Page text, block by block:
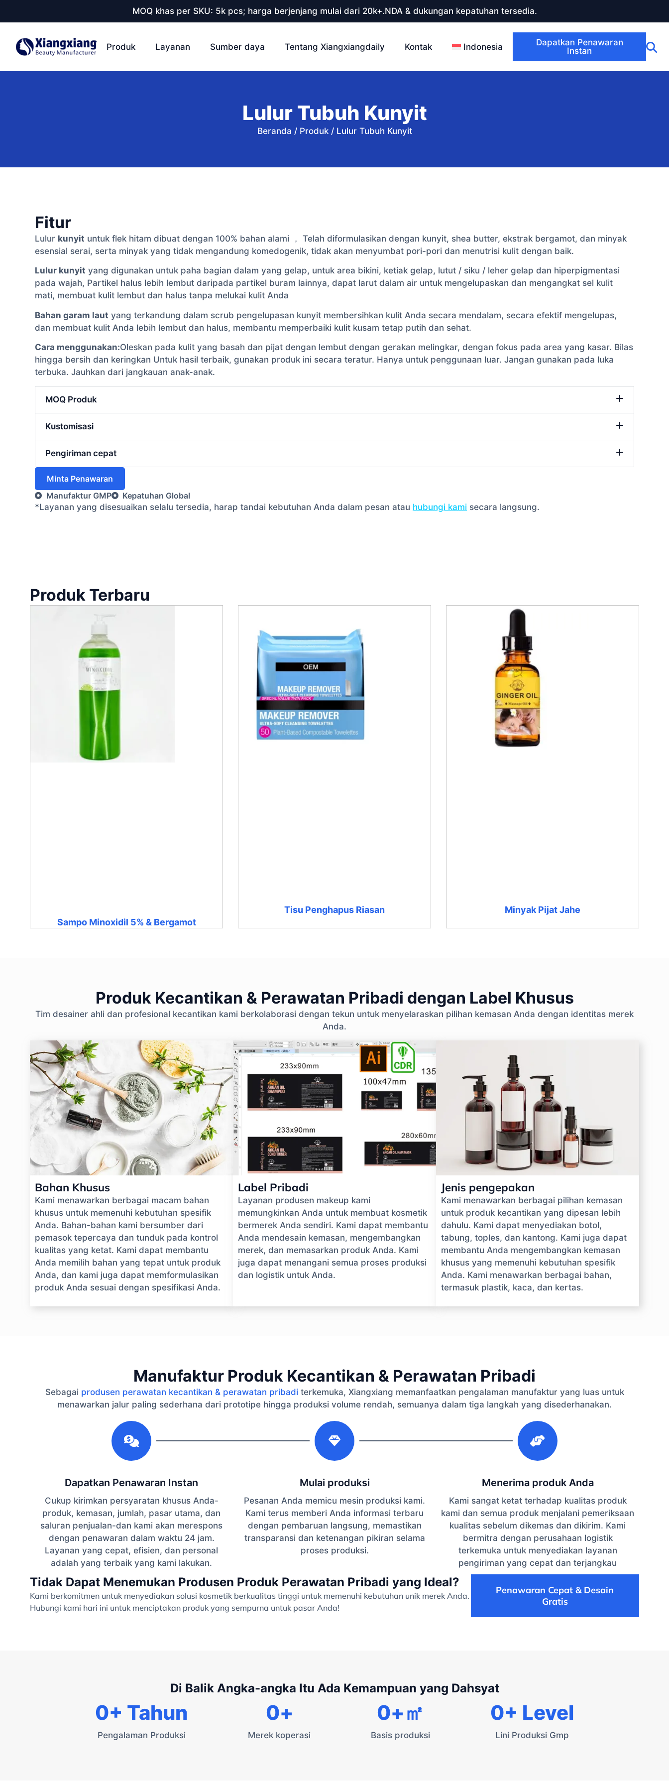
MOQ khas per SKU: 5k pcs; harga berjenjang mulai dari 20k+.NDA & dukungan kepatuhan tersedia.
Produk Layanan Sumber daya Tentang Xiangxiangdaily Kontak Indonesia
Dapatkan Penawaran
Instan
Lulur Tubuh Kunyit
Beranda / Produk/ Lulur Tubuh Kunyit
Fitur
Lulur kunyit untuk flek hitam dibuat dengan 100% bahan alami ， Telah diformulasikan dengan kunyit, shea butter, ekstrak bergamot, dan minyak
esensial serai, serta minyak yang tidak mengandung komedogenik, tidak akan menyumbat pori-pori dan menutrisi kulit dengan baik.
Lulur kunyit yang digunakan untuk paha bagian dalam yang gelap, untuk area bikini, ketiak gelap, lutut / siku / leher gelap dan hiperpigmentasi
pada wajah, Partikel halus lebih lembut daripada partikel buram lainnya, dapat larut dalam air untuk mengelupaskan dan mengangkat sel kulit
mati, membuat kulit lembut dan halus tanpa melukai kulit Anda
Bahan garam laut yang terkandung dalam scrub pengelupasan kunyit membersihkan kulit Anda secara mendalam, secara efektif mengelupas,
dan membuat kulit Anda lebih lembut dan halus, membantu memperbaiki kulit kusam tetap putih dan sehat.
Cara menggunakan:Oleskan pada kulit yang basah dan pijat dengan lembut dengan gerakan melingkar, dengan fokus pada area yang kasar. Bilas
hingga bersih dan keringkan Untuk hasil terbaik, gunakan produk ini secara teratur. Hanya untuk penggunaan luar. Jangan gunakan pada luka
terbuka. Jauhkan dari jangkauan anak-anak.
MOQ Produk
Kustomisasi
Pengiriman cepat
Minta Penawaran
Manufaktur GMP
Kepatuhan Global
*Layanan yang disesuaikan selalu tersedia, harap tandai kebutuhan Anda dalam pesan atau hubungi kami secara langsung.
Produk Terbaru
Sampo Minoxidil 5% & Bergamot
Tisu Penghapus Riasan Minyak Pijat Jahe
Produk Kecantikan & Perawatan Pribadi dengan Label Khusus
Tim desainer ahli dan profesional kecantikan kami berkolaborasi dengan tekun untuk menyelaraskan pilihan kemasan Anda dengan identitas merek
Anda.
Bahan Khusus
Kami menawarkan berbagai macam bahan
khusus untuk memenuhi kebutuhan spesifik
Anda. Bahan-bahan kami bersumber dari
pemasok tepercaya dan tunduk pada kontrol
kualitas yang ketat. Kami dapat membantu
Anda memilih bahan yang tepat untuk produk
Anda, dan kami juga dapat memformulasikan
produk Anda sesuai dengan spesifikasi Anda.
Label Pribadi
Layanan produsen makeup kami
memungkinkan Anda untuk membuat kosmetik
bermerek Anda sendiri. Kami dapat membantu
Anda mendesain kemasan, mengembangkan
merek, dan memasarkan produk Anda. Kami
juga dapat menangani semua proses produksi
dan logistik untuk Anda.
Jenis pengepakan
Kami menawarkan berbagai pilihan kemasan
untuk produk kecantikan yang dipesan lebih
dahulu. Kami dapat menyediakan botol,
tabung, toples, dan kantong. Kami juga dapat
membantu Anda mengembangkan kemasan
khusus yang memenuhi kebutuhan spesifik
Anda. Kami menawarkan berbagai bahan,
termasuk plastik, kaca, dan kertas.
Manufaktur Produk Kecantikan & Perawatan Pribadi
Sebagai produsen perawatan kecantikan & perawatan pribaditerkemuka, Xiangxiang memanfaatkan pengalaman manufaktur yang luas untuk
menawarkan jalur paling sederhana dari prototipe hingga produksi volume rendah, semuanya dalam tiga langkah yang disederhanakan.
Dapatkan Penawaran Instan
Cukup kirimkan persyaratan khusus Anda-
produk, kemasan, jumlah, pasar utama, dan
saluran penjualan-dan kami akan merespons
dengan penawaran dalam waktu 24 jam.
Layanan yang cepat, efisien, dan personal
adalah yang terbaik yang kami lakukan.
Mulai produksi
Pesanan Anda memicu mesin produksi kami.
Kami terus memberi Anda informasi terbaru
dengan pembaruan langsung, memastikan
transparansi dan ketenangan pikiran selama
proses produksi.
Menerima produk Anda
Kami sangat ketat terhadap kualitas produk
kami dan semua produk menjalani pemeriksaan
kualitas sebelum dikemas dan dikirim. Kami
bermitra dengan perusahaan logistik
terkemuka untuk menyediakan layanan
pengiriman yang cepat dan terjangkau
Tidak Dapat Menemukan Produsen Produk Perawatan Pribadi yang Ideal?
Kami berkomitmen untuk menyediakan solusi kosmetik berkualitas tinggi untuk memenuhi kebutuhan unik merek Anda.
Hubungi kami hari ini untuk menciptakan produk yang sempurna untuk pasar Anda!
Penawaran Cepat & Desain
Gratis
Di Balik Angka-angka Itu Ada Kemampuan yang Dahsyat
Pengalaman Produksi
0+ Tahun
Merek koperasi
0+
Basis produksi
0+㎡
Lini Produksi Gmp
0+ Level